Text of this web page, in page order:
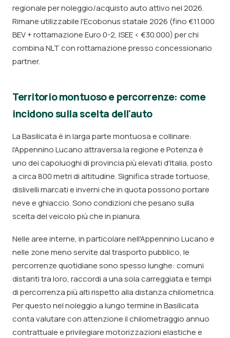
regionale per noleggio/acquisto auto attivo nel 2026.
Rimane utilizzabile l'Ecobonus statale 2026 (fino €11.000
BEV + rottamazione Euro 0-2, ISEE < €30.000) per chi
combina NLT con rottamazione presso concessionario
partner.
Territorio montuoso e percorrenze: come
incidono sulla scelta dell'auto
La Basilicata è in larga parte montuosa e collinare:
l'Appennino Lucano attraversa la regione e Potenza è
uno dei capoluoghi di provincia più elevati d'Italia, posto
a circa 800 metri di altitudine. Significa strade tortuose,
dislivelli marcati e inverni che in quota possono portare
neve e ghiaccio. Sono condizioni che pesano sulla
scelta del veicolo più che in pianura.
Nelle aree interne, in particolare nell'Appennino Lucano e
nelle zone meno servite dal trasporto pubblico, le
percorrenze quotidiane sono spesso lunghe: comuni
distanti tra loro, raccordi a una sola carreggiata e tempi
di percorrenza più alti rispetto alla distanza chilometrica.
Per questo nel noleggio a lungo termine in Basilicata
conta valutare con attenzione il chilometraggio annuo
contrattuale e privilegiare motorizzazioni elastiche e